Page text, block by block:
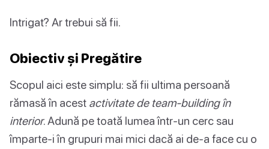
Intrigat? Ar trebui să fii.
Obiectiv și Pregătire
Scopul aici este simplu: să fii ultima persoană
rămasă în acest activitate de team-building în
interior. Adună pe toată lumea într-un cerc sau
împarte-i în grupuri mai mici dacă ai de-a face cu o